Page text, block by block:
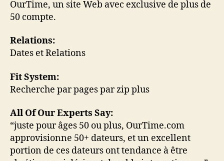
OurTime, un site Web avec exclusive de plus de
50 compte.
Relations:
Dates et Relations
Fit System:
Recherche par pages par zip plus
All Of Our Experts Say:
“juste pour âges 50 ou plus, OurTime.com
approvisionne 50+ dateurs, et un excellent
portion de ces dateurs ont tendance à être